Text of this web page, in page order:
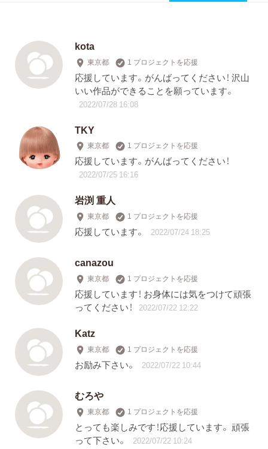
kota
東京都 1 プロジェクトを応援
応援しています。がんばってください！ 沢山
いい作品ができることを願っています。
2022/07/28 16:08
TKY
東京都 1 プロジェクトを応援
応援しています。がんばってください！
2022/07/25 16:16
岩渕 重人
東京都 1 プロジェクトを応援
応援しています。 2022/07/24 18:25
canazou
東京都 1 プロジェクトを応援
応援しています！ お身体には気をつけて頑張
ってください！
2022/07/22 12:22
Katz
東京都 1 プロジェクトを応援
お励み下さい。 2022/07/22 10:44
むろや
東京都 1 プロジェクトを応援
とっても楽しみです！応援しています。 頑張
って下さい。
2022/07/22 10:24